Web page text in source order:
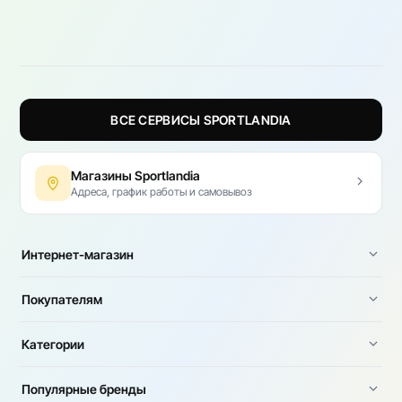
ВСЕ СЕРВИСЫ SPORTLANDIA
Магазины Sportlandia
Адреса, график работы и самовывоз
Интернет-магазин
Покупателям
Категории
Популярные бренды